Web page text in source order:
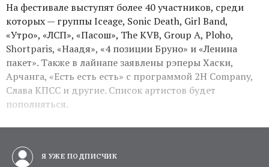
На фестивале выступят более 40 участников, среди
которых — группы Iceage, Sonic Death, Girl Band,
«Утро», «ЛСП», «Пасош», The KVB, Group A, Ploho,
Shortparis, «Наадя», «4 позиции Бруно» и «Ленина
пакет». Также в лайнапе заявлены рэперы Хаски,
Арчанга, «Есть есть есть» с программой 2H Company,
Слава КПСС и другие. Список артистов будет
пополняться.
Я УЖЕ ПОДПИСЧИК